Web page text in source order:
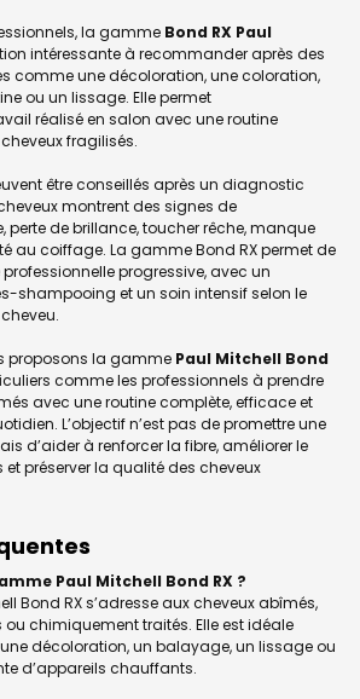
la gamme Bond RX Paul
intéressante à recommander après des
comme une décoloration, une coloration,
ou un lissage. Elle permet
réalisé en salon avec une routine
fragilisés.
être conseillés après un diagnostic
montrent des signes de
perte de brillance, toucher rêche, manque
au coiffage. La gamme Bond RX permet de
progressive, avec un
shampooing et un soin intensif selon le
proposons la gamme Paul Mitchell Bond
comme les professionnels à prendre
avec une routine complète, efficace et
L’objectif n’est pas de promettre une
d’aider à renforcer la fibre, améliorer le
préserver la qualité des cheveux
Paul Mitchell Bond RX ?
Bond RX s’adresse aux cheveux abîmés,
chimiquement traités. Elle est idéale
décoloration, un balayage, un lissage ou
d’appareils chauffants.